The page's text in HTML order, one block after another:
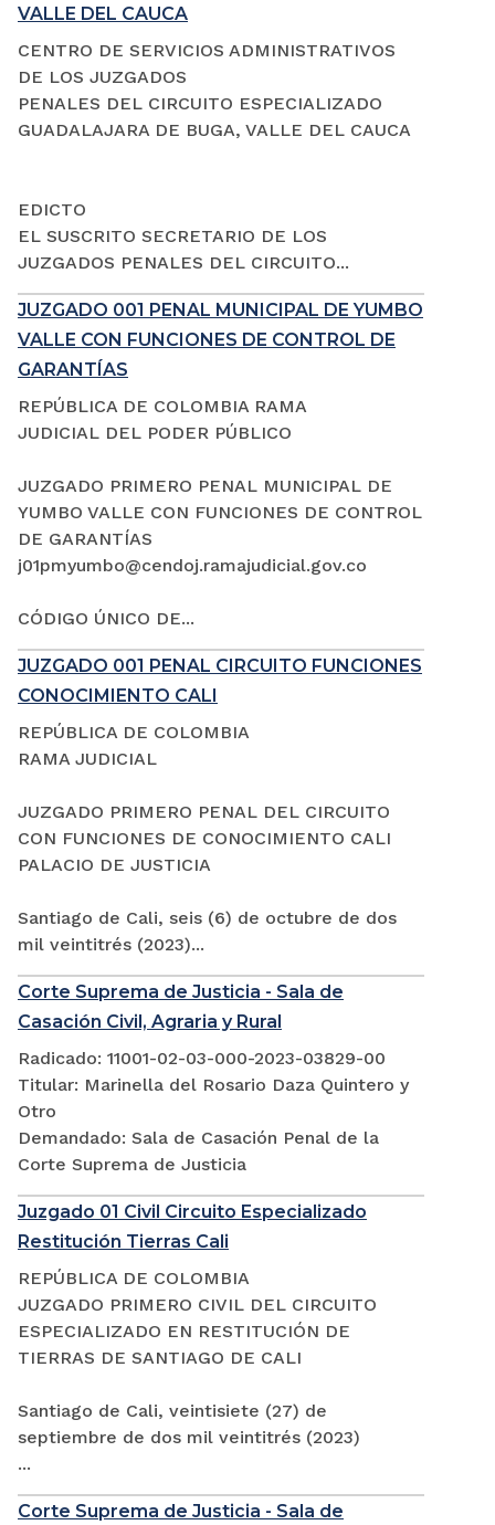
VALLE DEL CAUCA
CENTRO DE SERVICIOS ADMINISTRATIVOS
DE LOS JUZGADOS
PENALES DEL CIRCUITO ESPECIALIZADO
GUADALAJARA DE BUGA, VALLE DEL CAUCA
EDICTO
EL SUSCRITO SECRETARIO DE LOS
JUZGADOS PENALES DEL CIRCUITO...
JUZGADO 001 PENAL MUNICIPAL DE YUMBO
VALLE CON FUNCIONES DE CONTROL DE
GARANTÍAS
REPÚBLICA DE COLOMBIA RAMA
JUDICIAL DEL PODER PÚBLICO
JUZGADO PRIMERO PENAL MUNICIPAL DE
YUMBO VALLE CON FUNCIONES DE CONTROL
DE GARANTÍAS
j01pmyumbo@cendoj.ramajudicial.gov.co
CÓDIGO ÚNICO DE...
JUZGADO 001 PENAL CIRCUITO FUNCIONES
CONOCIMIENTO CALI
REPÚBLICA DE COLOMBIA
RAMA JUDICIAL
JUZGADO PRIMERO PENAL DEL CIRCUITO
CON FUNCIONES DE CONOCIMIENTO CALI
PALACIO DE JUSTICIA
Santiago de Cali, seis (6) de octubre de dos
mil veintitrés (2023)...
Corte Suprema de Justicia - Sala de
Casación Civil, Agraria y Rural
Radicado: 11001-02-03-000-2023-03829-00
Titular: Marinella del Rosario Daza Quintero y
Otro
Demandado: Sala de Casación Penal de la
Corte Suprema de Justicia
Juzgado 01 Civil Circuito Especializado
Restitución Tierras Cali
REPÚBLICA DE COLOMBIA
JUZGADO PRIMERO CIVIL DEL CIRCUITO
ESPECIALIZADO EN RESTITUCIÓN DE
TIERRAS DE SANTIAGO DE CALI
Santiago de Cali, veintisiete (27) de
septiembre de dos mil veintitrés (2023)
...
Corte Suprema de Justicia - Sala de